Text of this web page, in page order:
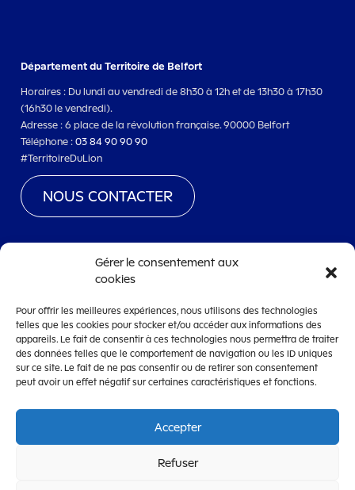
Département du Territoire de Belfort
Horaires : Du lundi au vendredi de 8h30 à 12h et de 13h30 à 17h30
(16h30 le vendredi).
Adresse : 6 place de la révolution française. 90000 Belfort
Téléphone :03 84 90 90 90
#TerritoireDuLion
NOUS CONTACTER
www.territoiredebelfort.fr
Mentions légales
Conditions générales d’utilisation
Accessibilité
Gérer le consentement aux
cookies
Pour offrir les meilleures expériences, nous utilisons des technologies
telles que les cookies pour stocker et/ou accéder aux informations des
appareils. Le fait de consentir à ces technologies nous permettra de traiter
des données telles que le comportement de navigation ou les ID uniques
sur ce site. Le fait de ne pas consentir ou de retirer son consentement
peut avoir un effet négatif sur certaines caractéristiques et fonctions.
Accepter
Refuser